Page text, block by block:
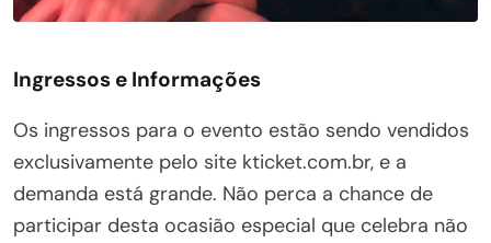
Ingressos e Informações
Os ingressos para o evento estão sendo vendidos
exclusivamente pelo site kticket.com.br, e a
demanda está grande. Não perca a chance de
participar desta ocasião especial que celebra não